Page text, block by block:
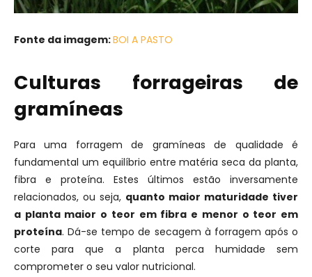
Fonte da imagem:BOI A PASTO
Culturas forrageiras de
gramíneas
Para uma forragem de gramíneas de qualidade é
fundamental um equilíbrio entre matéria seca da planta,
fibra e proteína. Estes últimos estão inversamente
relacionados, ou seja, quanto maior maturidade tiver
a planta maior o teor em fibra e menor o teor em
proteína. Dá-se tempo de secagem à forragem após o
corte para que a planta perca humidade sem
comprometer o seu valor nutricional.